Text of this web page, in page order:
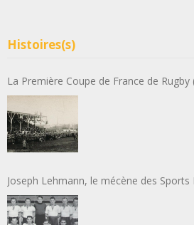
Histoires(s)
La Première Coupe de France de Rugby
Joseph Lehmann, le mécène des Sports